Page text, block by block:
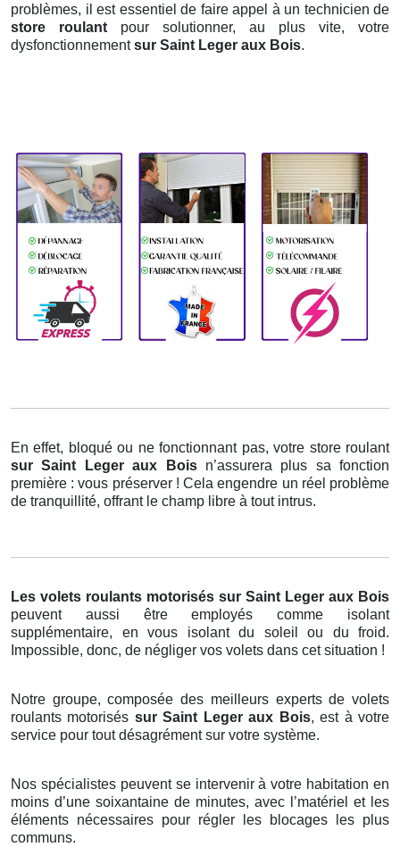
problèmes, il est essentiel de faire appel à un technicien de
store roulantpour solutionner, au plus vite, votre
dysfonctionnementsur Saint Leger aux Bois.
En effet, bloqué ou ne fonctionnant pas, votre store roulant
sur Saint Leger aux Bois n’assurera plus sa fonction
première : vous préserver ! Cela engendre un réel problème
de tranquillité, offrant le champ libre à tout intrus.
Les volets roulants motorisés sur Saint Leger aux Bois
peuvent aussi être employés comme isolant
supplémentaire, en vous isolant du soleil ou du froid.
Impossible, donc, de négliger vos volets dans cet situation !
Notre groupe, composée des meilleurs experts de volets
roulants motorisés sur Saint Leger aux Bois, est à votre
service pour tout désagrément sur votre système.
Nos spécialistes peuvent se intervenir à votre habitation en
moins d’une soixantaine de minutes, avec l’matériel et les
éléments nécessaires pour régler les blocages les plus
communs.